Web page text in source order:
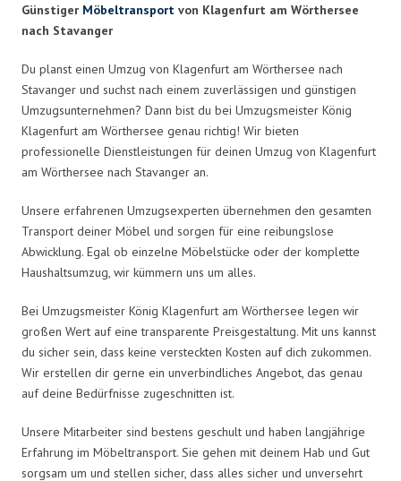
Günstiger Möbeltransport von Klagenfurt am Wörthersee
nach Stavanger
Du planst einen Umzug von Klagenfurt am Wörthersee nach
Stavanger und suchst nach einem zuverlässigen und günstigen
Umzugsunternehmen? Dann bist du bei Umzugsmeister König
Klagenfurt am Wörthersee genau richtig! Wir bieten
professionelle Dienstleistungen für deinen Umzug von Klagenfurt
am Wörthersee nach Stavanger an.
Unsere erfahrenen Umzugsexperten übernehmen den gesamten
Transport deiner Möbel und sorgen für eine reibungslose
Abwicklung. Egal ob einzelne Möbelstücke oder der komplette
Haushaltsumzug, wir kümmern uns um alles.
Bei Umzugsmeister König Klagenfurt am Wörthersee legen wir
großen Wert auf eine transparente Preisgestaltung. Mit uns kannst
du sicher sein, dass keine versteckten Kosten auf dich zukommen.
Wir erstellen dir gerne ein unverbindliches Angebot, das genau
auf deine Bedürfnisse zugeschnitten ist.
Unsere Mitarbeiter sind bestens geschult und haben langjährige
Erfahrung im Möbeltransport. Sie gehen mit deinem Hab und Gut
sorgsam um und stellen sicher, dass alles sicher und unversehrt